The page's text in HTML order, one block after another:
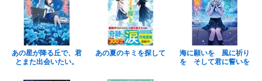
あの星が降る丘で、君
とまた出会いたい。
あの夏のキミを探して
海に願いを 風に祈り
を そして君に誓いを